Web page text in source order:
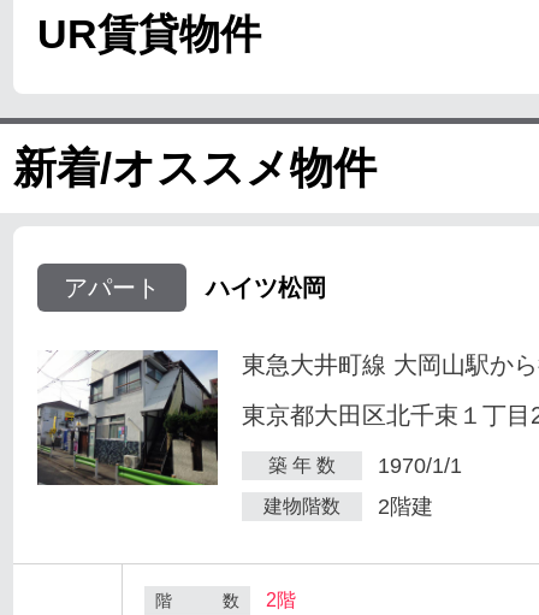
UR賃貸物件
新着/オススメ物件
アパート ハイツ松岡
東急大井町線 大岡山駅か
東京都大田区北千束１丁目
築 年 数 1970/1/1
建物階数 2階建
階 数 2階